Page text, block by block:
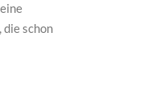
schon